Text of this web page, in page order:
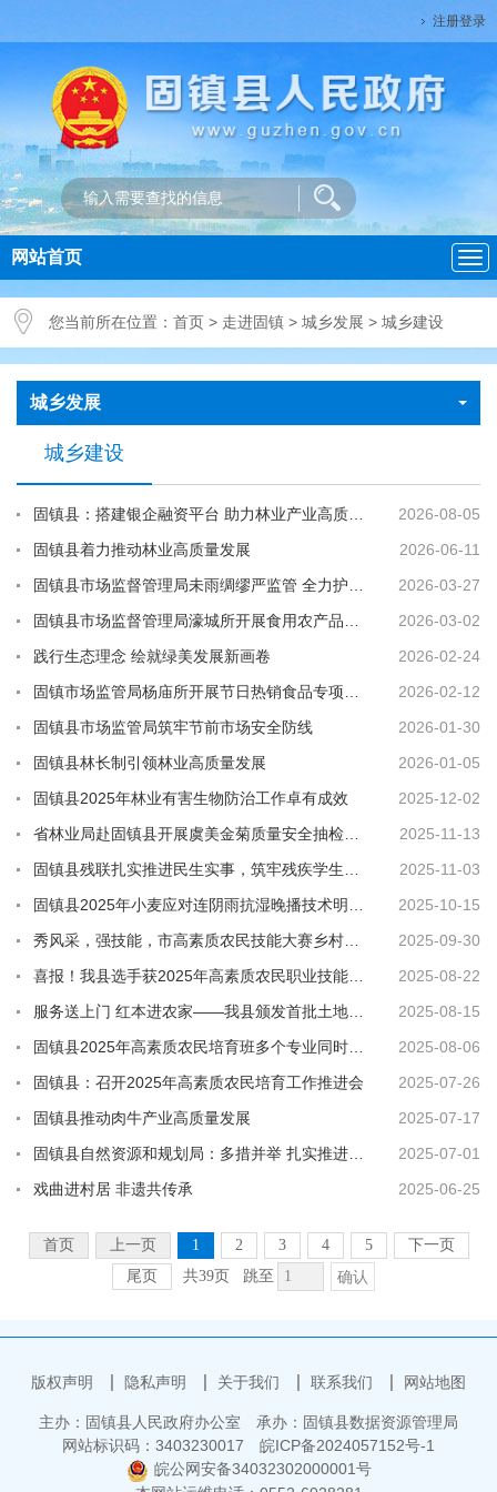
注册登录
导
航
网站首页
您当前所在位置： 首页 > 走进固镇 > 城乡发展 > 城乡建设
城乡发展
城乡建设
2026-08-05
固镇县：搭建银企融资平台 助力林业产业高质量发展
2026-06-11
固镇县着力推动林业高质量发展
2026-03-27
固镇县市场监督管理局未雨绸缪严监管 全力护航樱花季消费安全
2026-03-02
固镇县市场监督管理局濠城所开展食用农产品销售环节视觉营销设施专项整治行动
2026-02-24
践行生态理念 绘就绿美发展新画卷
2026-02-12
固镇市场监管局杨庙所开展节日热销食品专项检查 守护节日“菜篮子”安全
2026-01-30
固镇县市场监管局筑牢节前市场安全防线
2026-01-05
固镇县林长制引领林业高质量发展
2025-12-02
固镇县2025年林业有害生物防治工作卓有成效
2025-11-13
省林业局赴固镇县开展虞美金菊质量安全抽检筑牢特色产业安全防线
2025-11-03
固镇县残联扎实推进民生实事，筑牢残疾学生教育扶持保障网
2025-10-15
固镇县2025年小麦应对连阴雨抗湿晚播技术明白纸
2025-09-30
秀风采，强技能，市高素质农民技能大赛乡村调解员竞赛在固镇县圆满落幕！
2025-08-22
喜报！我县选手获2025年高素质农民职业技能大赛第一名
2025-08-15
服务送上门 红本进农家——我县颁发首批土地承包经营权不动产权证
2025-08-06
固镇县2025年高素质农民培育班多个专业同时开班
2025-07-26
固镇县：召开2025年高素质农民培育工作推进会
2025-07-17
固镇县推动肉牛产业高质量发展
2025-07-01
固镇县自然资源和规划局：多措并举 扎实推进耕地恢复工作
2025-06-25
戏曲进村居 非遗共传承
首页 上一页 1 2 3 4 5
下一页
尾页
共39页 跳至 确认
版权声明 隐私声明 关于我们 联系我们 网站地图
主办：固镇县人民政府办公室
承办：固镇县数据资源管理局
网站标识码：3403230017
皖ICP备2024057152号-1
皖公网安备34032302000001号